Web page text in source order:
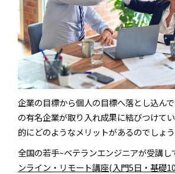
企業の目標から個人の目標へ落とし込ん
の有名企業が取り入れ成果に結びつけて
的にどのようなメリットがあるのでしょ
全国の若手~ベテランエンジニアが受講し
ンライン・リモート講座(入門5日・基礎